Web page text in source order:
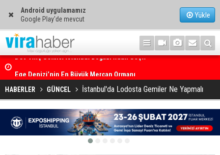
Android uygulamamız
Google Play'de mevcut
Yükle
HABERLER GÜNCEL İstanbul'da Lodosta Gemiler Ne Yapmalı